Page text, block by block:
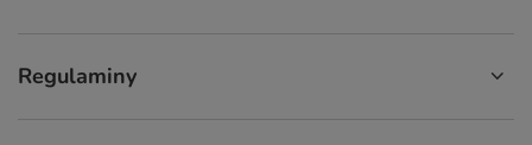
Regulaminy